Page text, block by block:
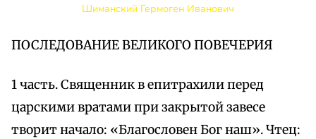
Шиманский Гермоген Иванович
ПОСЛЕДОВАНИЕ ВЕЛИКОГО ПОВЕЧЕРИЯ
1 часть. Священник в епитрахили перед
царскими вратами при закрытой завесе
творит начало: «Благословен Бог наш». Чтец: